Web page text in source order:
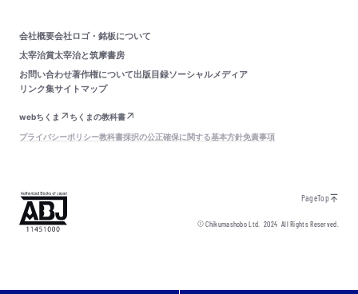
会社概要会社ロゴ・銘板について
太宰治賞太宰治と筑摩書房
お問い合わせ著作権について出版目録ソーシャルメディア
リンク集サイトマップ
webちくま
ちくまの教科書
プライバシーポリシー教科書採択の公正確保に関する基本方針免責事項
PageTop
© Chikumashobo Ltd.2024 All Rights Reserved.